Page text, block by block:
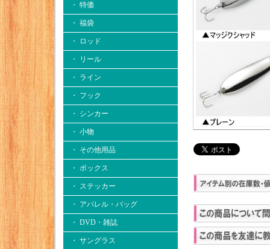
・ 特価
・ 福袋
・ ロッド
・ リール
・ ライン
・ フック
・ シンカー
・ 小物
・ その他用品
・ ボックス
・ ステッカー
・ アパレル・バッグ
・ DVD・雑誌
・ サングラス